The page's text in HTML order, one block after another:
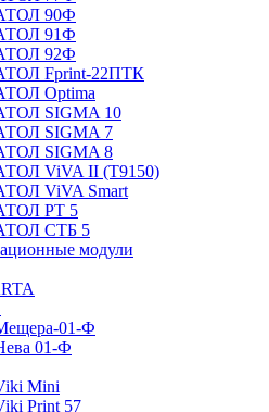
90Ф
91Ф
92Ф
Fprint-22ПТК
Optima
SIGMA 10
SIGMA 7
SIGMA 8
ViVA II (T9150)
ViVA Smart
РТ 5
СТБ 5
модули
01-Ф
01-Ф
Mini
Print 57